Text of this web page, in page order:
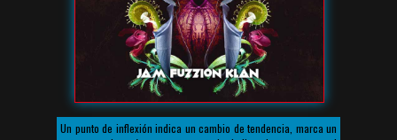
Un punto de inflexión indica un cambio de tendencia, marca un